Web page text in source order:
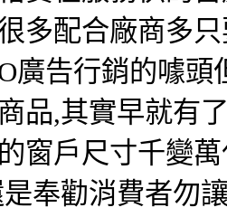
多配合廠商多
廣告行銷的噱
品,其實早就有
窗戶尺寸千變
奉勸消費者勿